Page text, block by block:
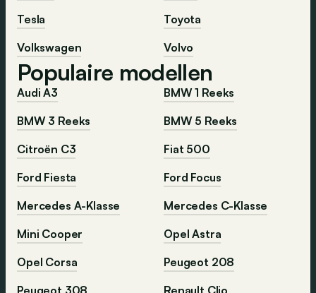
Tesla
Toyota
Volkswagen
Volvo
Populaire modellen
Audi A3
BMW 1 Reeks
BMW 3 Reeks
BMW 5 Reeks
Citroën C3
Fiat 500
Ford Fiesta
Ford Focus
Mercedes A-Klasse
Mercedes C-Klasse
Mini Cooper
Opel Astra
Opel Corsa
Peugeot 208